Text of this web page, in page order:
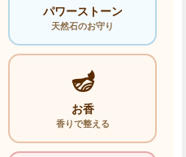
パワーストーン
天然石のお守り
🪔
お香
香りで整える